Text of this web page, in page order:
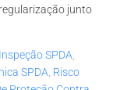
junto
Inspeção SPDA
SPDA Risco